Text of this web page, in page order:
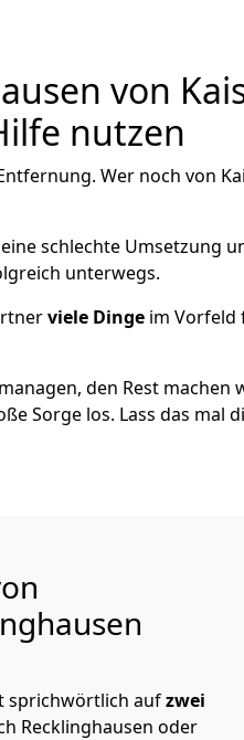
von
nutzen
Wer noch von
schlechte Umsetzung
unterwegs.
viele Dinge im Vorfeld
den Rest
Sorge los. Lass das mal
sprichwörtlich aufzwei
Recklinghausen oder